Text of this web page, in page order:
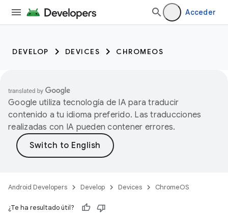
Acceder
DEVELOP DEVICES CHROMEOS
Google utiliza tecnología de IA para traducir
contenido a tu idioma preferido. Las traducciones
realizadas con IA pueden contener errores.
Android Developers Develop Devices ChromeOS
¿Te ha resultado útil?